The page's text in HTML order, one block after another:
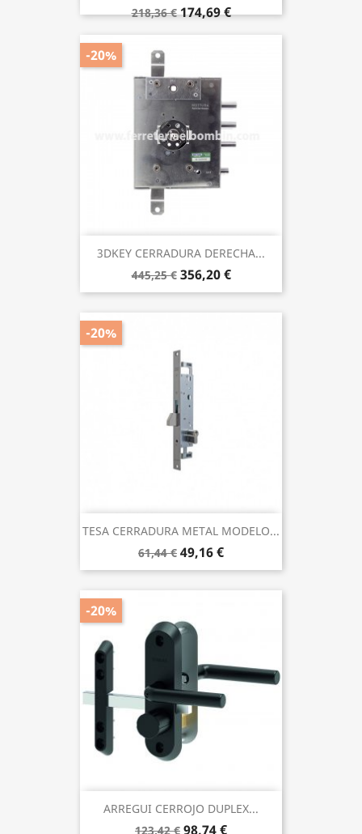
218,36 € 174,69 €
3DKEY CERRADURA DERECHA...
445,25 € 356,20 €
-20%
TESA CERRADURA METAL MODELO...
61,44 € 49,16 €
-20%
ARREGUI CERROJO DUPLEX...
123,42 € 98,74 €
-20%